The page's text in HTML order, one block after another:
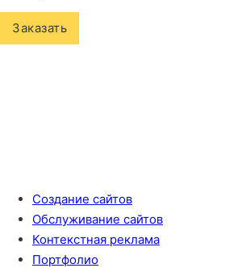
Заказать
Создание сайтов
Обслуживание сайтов
Контекстная реклама
Портфолио